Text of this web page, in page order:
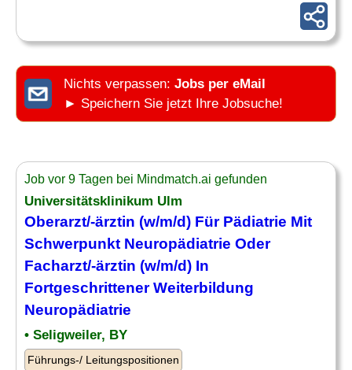
Nichts verpassen: Jobs per eMail
► Speichern Sie jetzt Ihre Jobsuche!
Job vor 9 Tagen bei Mindmatch.ai gefunden
Universitätsklinikum Ulm
Oberarzt/-ärztin (w/m/d) Für Pädiatrie Mit
Schwerpunkt Neuropädiatrie Oder
Facharzt/-ärztin (w/m/d) In
Fortgeschrittener Weiterbildung
Neuropädiatrie
• Seligweiler, BY
Führungs-/ Leitungspositionen